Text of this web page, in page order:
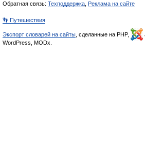
Обратная связь: Техподдержка Реклама на сайте
👣 Путешествия
Экспорт словарей на сайты , сделанные на PHP,
WordPress, MODx.